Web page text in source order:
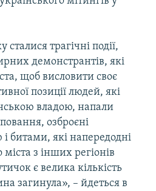
трагічні події,
демонстрантів, які
щоб висловити своє
позиції людей, які
владою, напали
озброєні
битами, які напередодні
з інших регіонів
є велика кількість
загинула», – йдеться в